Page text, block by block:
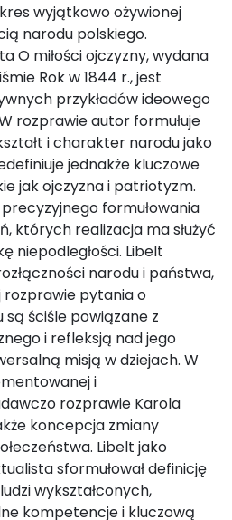
wyjątkowo ożywionej
narodu polskiego.
O miłości ojczyzny, wydana
Rok w 1844 r., jest
przykładów ideowego
rozprawie autor formułuje
i charakter narodu jako
jednakże kluczowe
jak ojczyzna i patriotyzm.
formułowania
których realizacja ma służyć
niepodległości. Libelt
narodu i państwa,
pytania o
ściśle powiązane z
i refleksją nad jego
misją w dziejach. W
i
rozprawie Karola
koncepcja zmiany
Libelt jako
sformułował definicję
wykształconych,
kompetencje i kluczową